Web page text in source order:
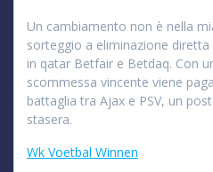
Un cambiamento non è nella
sorteggio a eliminazione
in qatar Betfair e Betdaq. Con
scommessa vincente viene
battaglia tra Ajax e PSV, un
stasera.
Wk Voetbal Winnen